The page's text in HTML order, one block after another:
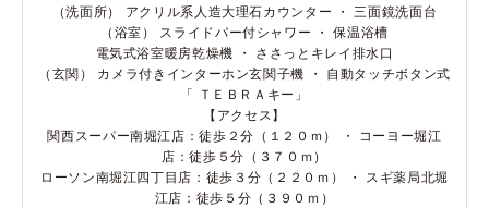
（洗面所） アクリル系人造大理石カウンター ・ 三面鏡洗面台
（浴室） スライドバー付シャワー ・ 保温浴槽
電気式浴室暖房乾燥機 ・ ささっとキレイ排水口
（玄関） カメラ付きインターホン玄関子機 ・ 自動タッチボタン式
「 ＴＥＢＲＡキー」
【アクセス】
関西スーパー南堀江店：徒歩２分（１２０ｍ） ・ コーヨー堀江
店：徒歩５分（３７０ｍ）
ローソン南堀江四丁目店：徒歩３分（２２０ｍ） ・ スギ薬局北堀
江店：徒歩５分（３９０ｍ）